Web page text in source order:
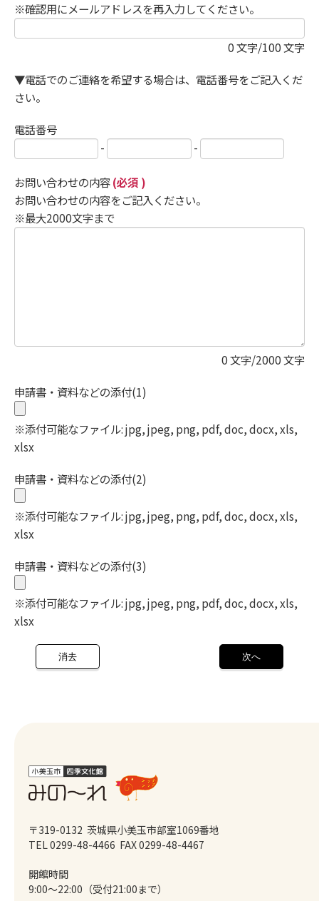
※確認用にメールアドレスを再入力してください。
0文字/100 文字
▼電話でのご連絡を希望する場合は、電話番号をご記入くだ
さい。
電話番号
-
-
お問い合わせの内容(必須 )
お問い合わせの内容をご記入ください。
※最大2000文字まで
0文字/2000 文字
申請書・資料などの添付(1)
※添付可能なファイル: jpg, jpeg, png, pdf, doc, docx, xls,
xlsx
申請書・資料などの添付(2)
※添付可能なファイル: jpg, jpeg, png, pdf, doc, docx, xls,
xlsx
申請書・資料などの添付(3)
※添付可能なファイル: jpg, jpeg, png, pdf, doc, docx, xls,
xlsx
〒319-0132 茨城県小美玉市部室1069番地
TEL 0299-48-4466 FAX 0299-48-4467
開館時間
9:00～22:00（受付21:00まで）